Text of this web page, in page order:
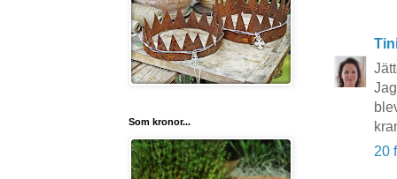
20
Som kronor...